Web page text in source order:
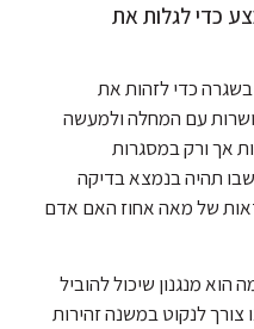
כדי לגלות את
בשגרה כדי לזהות את
עם המחלה ולמעשה
אך ורק במסגרות
שבו תהיה בנמצא בדיקה
של מאה אחוז האם אדם
הוא מנגנון שיכול להוביל
לנקוט במשנה זהירות